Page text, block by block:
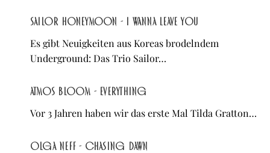
Sailor Honeymoon - I Wanna Leave You
Es gibt Neuigkeiten aus Koreas brodelndem
Underground: Das Trio Sailor…
atmos bloom - Everything
Vor 3 Jahren haben wir das erste Mal Tilda Gratton…
Olga Neff - Chasing Dawn